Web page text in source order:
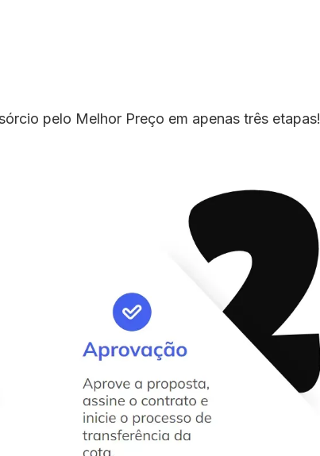
pelo Melhor Preço em apenas três etapas!